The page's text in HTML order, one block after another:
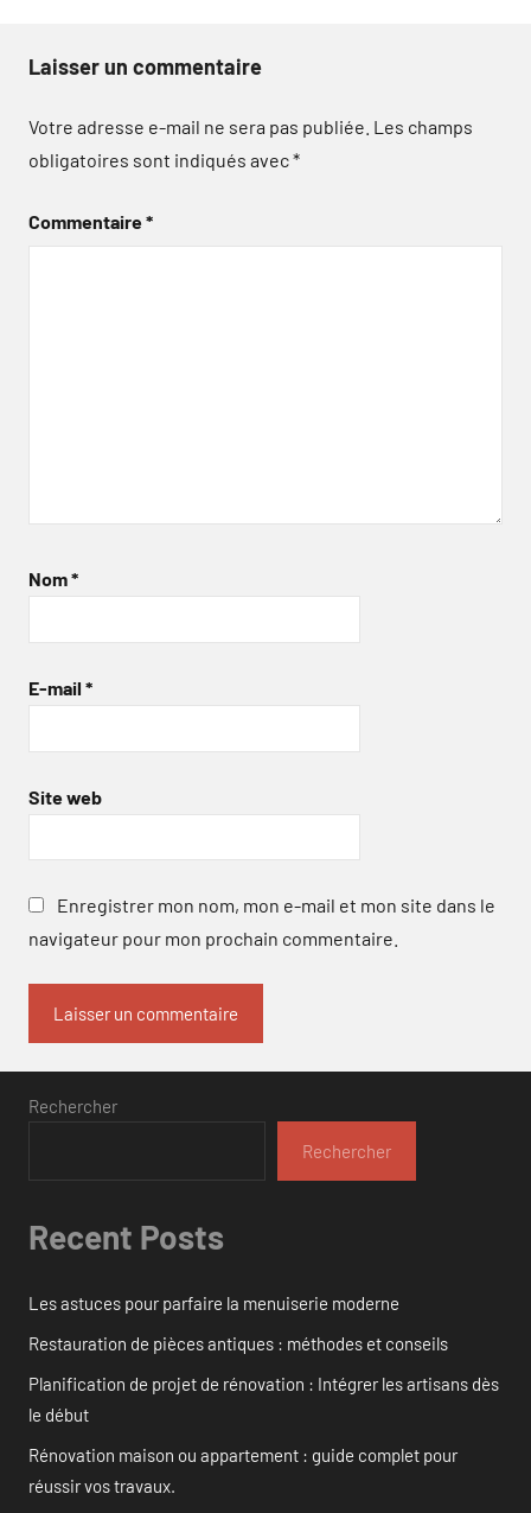
Laisser un commentaire
Votre adresse e-mail ne sera pas publiée. Les champs
obligatoires sont indiqués avec*
Commentaire*
Nom*
E-mail *
Site web
Enregistrer mon nom, mon e-mail et mon site dans le
navigateur pour mon prochain commentaire.
Rechercher
Rechercher
Recent Posts
Les astuces pour parfaire la menuiserie moderne
Restauration de pièces antiques : méthodes et conseils
Planification de projet de rénovation : Intégrer les artisans dès
le début
Rénovation maison ou appartement : guide complet pour
réussir vos travaux.